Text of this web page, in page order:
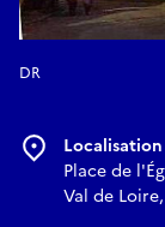
DR
Localisation
Place de
Val de